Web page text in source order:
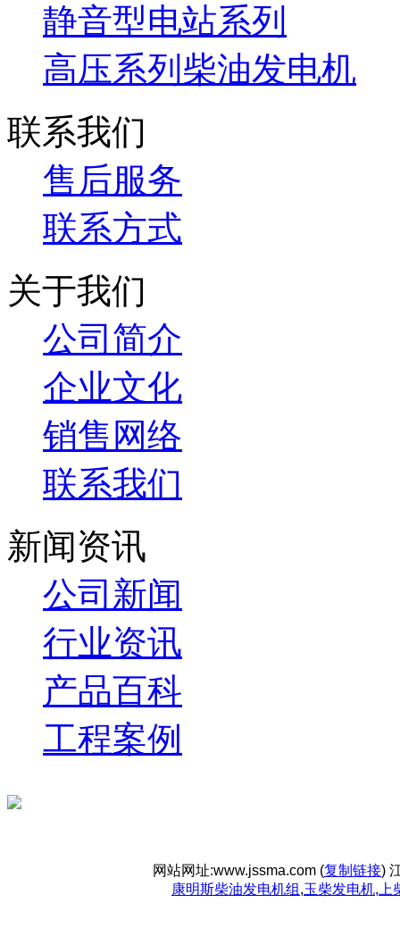
静音型电站系列
高压系列柴油发电机
联系我们
售后服务
联系方式
关于我们
公司简介
企业文化
销售网络
联系我们
新闻资讯
公司新闻
行业资讯
产品百科
工程案例
网站网址:www.jssma.com (复制链接)
康明斯柴油发电机组 ,玉柴发电机,